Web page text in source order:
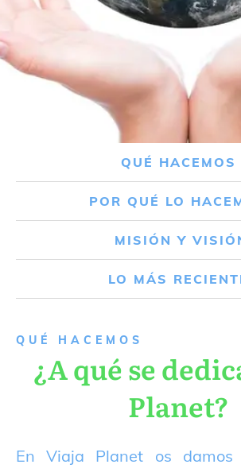
QUÉ HACEMOS
POR QUÉ LO
MISIÓN Y
LO MÁS
QUÉ HACEMOS
¿A qué se
Planet?
En Viaja Planet os damos